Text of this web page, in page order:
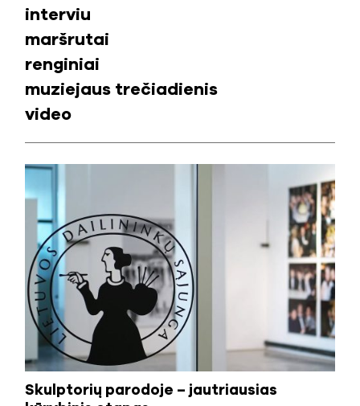
Skulptorių parodoje – jautriausias
interviu
maršrutai
renginiai
muziejaus trečiadienis
video